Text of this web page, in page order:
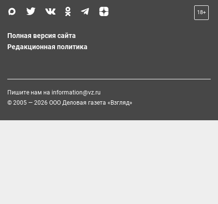
18+
Полная версия сайта
Редакционная политика
Пишите нам на information@vz.ru
© 2005 — 2026 ООО Деловая газета «Взгляд»